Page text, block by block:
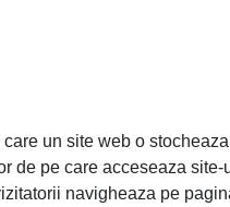
un site web o
de pe care acceseaza site-
navigheaza pe